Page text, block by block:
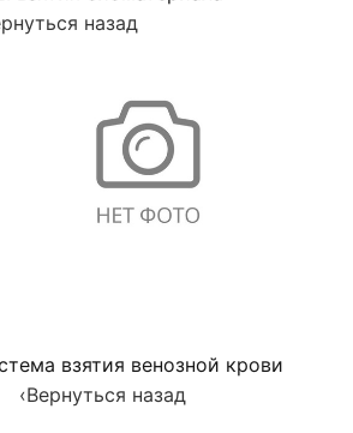
назад
взятия венозной крови
‹Вернуться назад